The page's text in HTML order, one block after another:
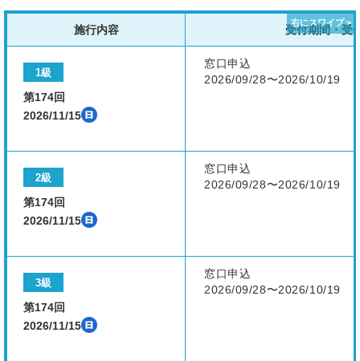
施行内容 受付期間・受
1級
第174回
2026/11/15
窓口申込
2026/09/28〜2026/10/19
2級
第174回
2026/11/15
窓口申込
2026/09/28〜2026/10/19
3級
第174回
2026/11/15
窓口申込
2026/09/28〜2026/10/19